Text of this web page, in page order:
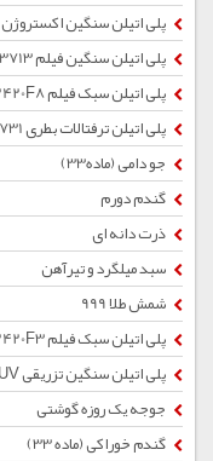
پلی اتیلن سنگین اکستروژن 6366M
پلی اتیلن سنگین فیلم MF3713
پلی اتیلن سبک فیلم 2420F8
پلی اتیلن ترفتالات بطری BG731
جو دامی (ماده33)
گندم دورم
ذرت دانه ای
سبد میلگرد و تیرآهن
شمش طلا 999
پلی اتیلن سبک فیلم 2420F3
پلی اتیلن سنگین تزریقی 62N18UV
جوجه یک روزه گوشتی
گندم خوراکی (ماده 33)